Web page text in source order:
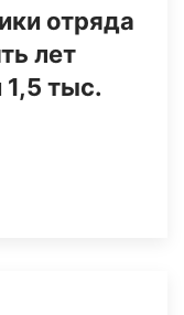
отряда
лет
тыс.